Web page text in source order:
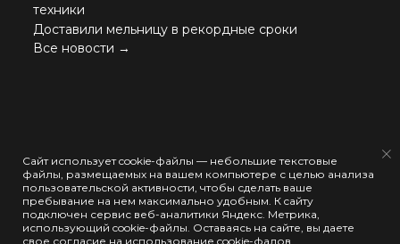
техники
Доставили мельницу в рекордные сроки
Все новости →
Политика использования cookie-файлов
Политика конфиденциальности
Сайт использует cookie-файлы — небольшие текстовые
файлы, размещаемых на вашем компьютере с целью анализа
пользовательской активности, чтобы сделать ваше
пребывание на нем максимально удобным. К cайту
подключен сервис веб-аналитики Яндекс. Метрика,
использующий cookie-файлы. Оставаясь на сайте, вы даете
свое согласие на использование cookie-фалов